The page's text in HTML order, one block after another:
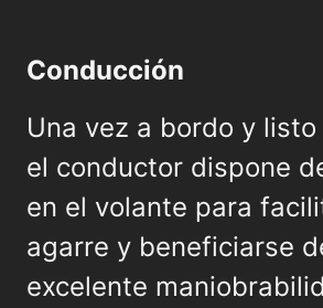
Conducción
Una vez a bordo y
el conductor dispone
en el volante para
agarre y beneficiarse
excelente